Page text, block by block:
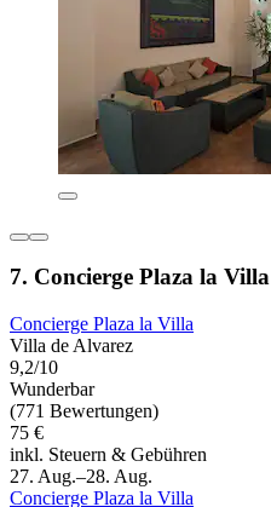
7. Concierge Plaza la Villa
Concierge Plaza la Villa
Villa de Alvarez
9,2/10
Wunderbar
(771 Bewertungen)
75 €
inkl. Steuern & Gebühren
27. Aug.–28. Aug.
Concierge Plaza la Villa